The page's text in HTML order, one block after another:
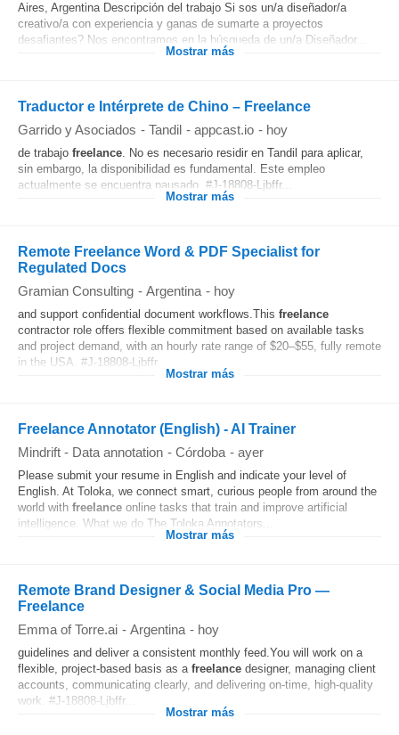
Aires, Argentina Descripción del trabajo Si sos un/a diseñador/a
creativo/a con experiencia y ganas de sumarte a proyectos
desafiantes? Nos encontramos en la búsqueda de un/a Diseñador...
Mostrar más
Traductor e Intérprete de Chino – Freelance
Garrido y Asociados - Tandil - appcast.io - hoy
de trabajo freelance. No es necesario residir en Tandil para aplicar,
sin embargo, la disponibilidad es fundamental. Este empleo
actualmente se encuentra pausado. #J-18808-Ljbffr...
Mostrar más
Remote Freelance Word & PDF Specialist for
Regulated Docs
Gramian Consulting - Argentina - hoy
and support confidential document workflows.This freelance
contractor role offers flexible commitment based on available tasks
and project demand, with an hourly rate range of $20–$55, fully remote
in the USA. #J-18808-Ljbffr...
Mostrar más
Freelance Annotator (English) - AI Trainer
Mindrift - Data annotation - Córdoba - ayer
Please submit your resume in English and indicate your level of
English. At Toloka, we connect smart, curious people from around the
world with freelance online tasks that train and improve artificial
intelligence. What we do The Toloka Annotators...
Mostrar más
Remote Brand Designer & Social Media Pro —
Freelance
Emma of Torre.ai - Argentina - hoy
guidelines and deliver a consistent monthly feed.You will work on a
flexible, project-based basis as a freelance designer, managing client
accounts, communicating clearly, and delivering on-time, high-quality
work. #J-18808-Ljbffr...
Mostrar más